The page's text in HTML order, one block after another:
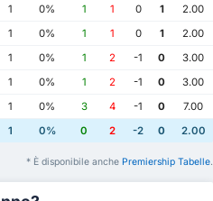
1 0% 1 1 0 1
2.00
1 0% 1 1 0 1
2.00
1 0% 1 2 -1 0
3.00
1 0% 1 2 -1 0
3.00
1 0% 3 4 -1 0
7.00
1 0% 0 2 -2 0 2.00
* È disponibile anche Premiership Tabelle.